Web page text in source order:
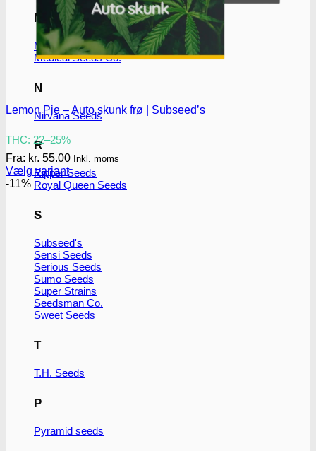
M
Medical Marijuana Gen.
Medical Seeds Co.
N
Nirvana Seeds
R
Ripper Seeds
Royal Queen Seeds
S
Subseed's
Sensi Seeds
Serious Seeds
Sumo Seeds
Super Strains
Seedsman Co.
Sweet Seeds
T
T.H. Seeds
P
Pyramid seeds
Lemon Pie – Auto skunk frø | Subseed’s
THC: 22–25%
Fra: kr. 55.00 Inkl. moms
Vælg variant
Dette
Mulighederne
vælges
varesiden
-11%